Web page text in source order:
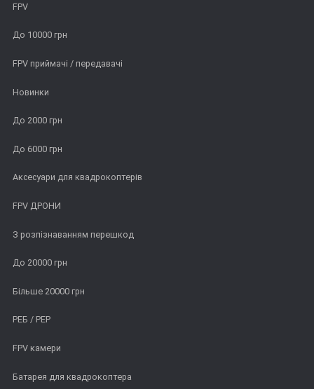
FPV
До 10000 грн
FPV приймачі / передавачі
Новинки
До 2000 грн
До 6000 грн
Аксесуари для квадрокоптерів
FPV ДРОНИ
З розпізнаванням перешкод
До 20000 грн
Більше 20000 грн
РЕБ / РЕР
FPV камери
Батарея для квадрокоптера